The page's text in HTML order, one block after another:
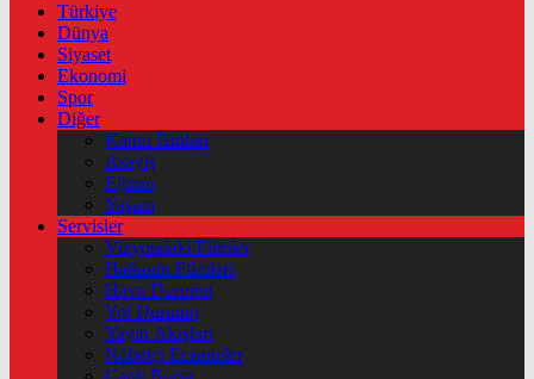
Türkiye
Dünya
Siyaset
Ekonomi
Spor
Diğer
Kamu İlanları
Asayiş
Eğitim
Yaşam
Servisler
Vizyondaki Filmler
Haftanin Filmleri
Hava Durumu
Yol Durumu
Yayın Akışları
Nöbetçi Eczaneler